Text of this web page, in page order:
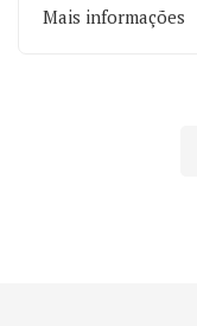
Mais informações